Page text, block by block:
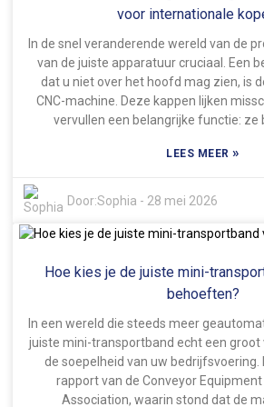
nodig heeft voordat u een keuze
ongeschikt zijn. Factoren zoals het
gewicht en de afstand die u moet
belang. Als u een transporteur koopt
geschikt is, kan dat allerlei
inefficiëntie, hogere kosten, enzovoort.
je huidige processen te bekijken en
keuze. Het lijkt misschien in eerste
moeite waard voor een stabiele
voor internationale
In de snel veranderende wereld van de
van de juiste apparatuur cruciaal. Een
dat u niet over het hoofd mag zien, is
CNC-machine. Deze kappen lijken
vervullen een belangrijke functie: ze
kan beschadigen. Een balgkap van
langer meegaat, waardoor zowel de
verbeteren. Veel kopers wereldwijd
betrouwbare leveranciers die
Jinan Synchronous Technology en
hebben een solide reputatie
innovatieve ontwerpen om aan
voldoen. Maar laten we eerlijk zijn:
overweldigend zijn om te bepalen welk
Natuurlijk zijn er veel aantrekkelijke
LEES MEER»
Door:Sophia - 28 mei 2026
Hoe kies je de juiste mini-
behoeften?
In een wereld die steeds meer
juiste mini-transportband echt een groot
de soepelheid van uw bedrijfsvoering.
rapport van de Conveyor
Association, waarin stond dat de